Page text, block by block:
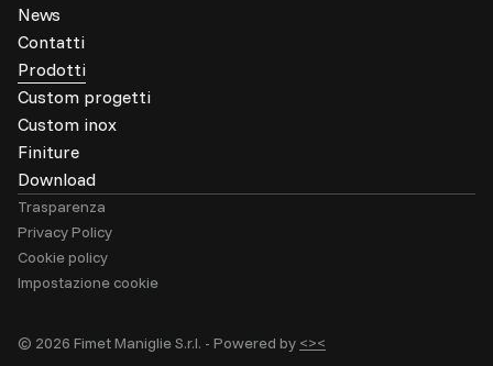
News
Contatti
Prodotti
Custom progetti
Custom inox
Finiture
Download
© 2026 Fimet Maniglie S.r.l. - Powered by <><
Trasparenza
Privacy Policy
Cookie policy
Impostazione cookie